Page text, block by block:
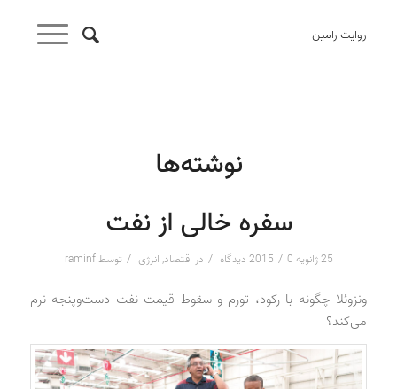
روایت رامین
نوشته‌ها
سفره خالی از نفت
25 ژانویه 2015 / 0 دیدگاه / در اقتصاد, انرژی / توسطraminf
ونزوئلا چگونه با رکود، تورم و سقوط قیمت نفت دست‌و‌پنجه نرم
می‌کند؟